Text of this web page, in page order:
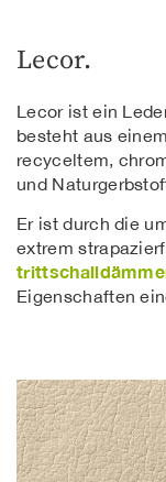
Lecor.
Lecor ist ein
besteht aus
recyceltem,
und
Er ist durch die
extrem
Eigenschaften